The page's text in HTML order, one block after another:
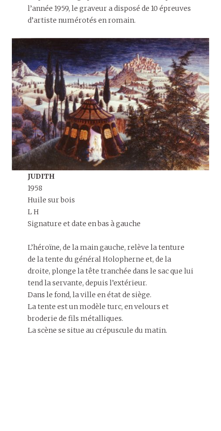
l’année 1959, le graveur a disposé de 10 épreuves
d’artiste numérotés en romain.
JUDITH
1958
Huile sur bois
L H
Signature et date en bas à gauche
L’héroïne, de la main gauche, relève la tenture
de la tente du général Holopherne et, de la
droite, plonge la tête tranchée dans le sac que lui
tend la servante, depuis l’extérieur.
Dans le fond, la ville en état de siège.
La tente est un modèle turc, en velours et
broderie de fils métalliques.
La scène se situe au crépuscule du matin.